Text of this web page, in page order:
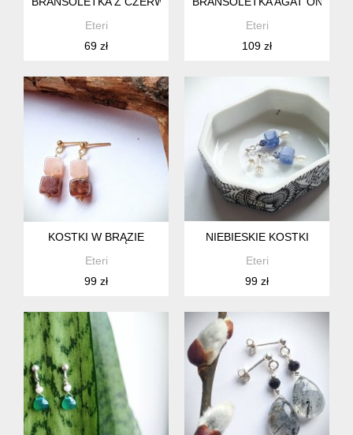
Eteri
69 zł
Eteri
109 zł
KOSTKI W BRĄZIE
Eteri
99 zł
NIEBIESKIE KOSTKI
Eteri
99 zł